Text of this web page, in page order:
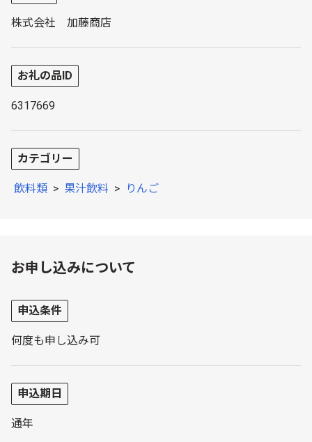
株式会社 加藤商店
お礼の品ID
6317669
カテゴリー
飲料類 > 果汁飲料 > りんご
お申し込みについて
申込条件
何度も申し込み可
申込期日
通年